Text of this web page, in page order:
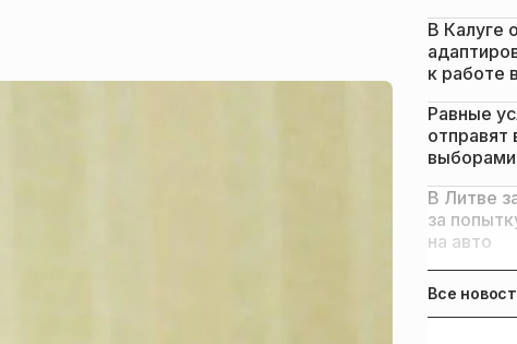
В Калуге
к работе
Равные
отправят
выборами
В Литве
за
на авто
Все